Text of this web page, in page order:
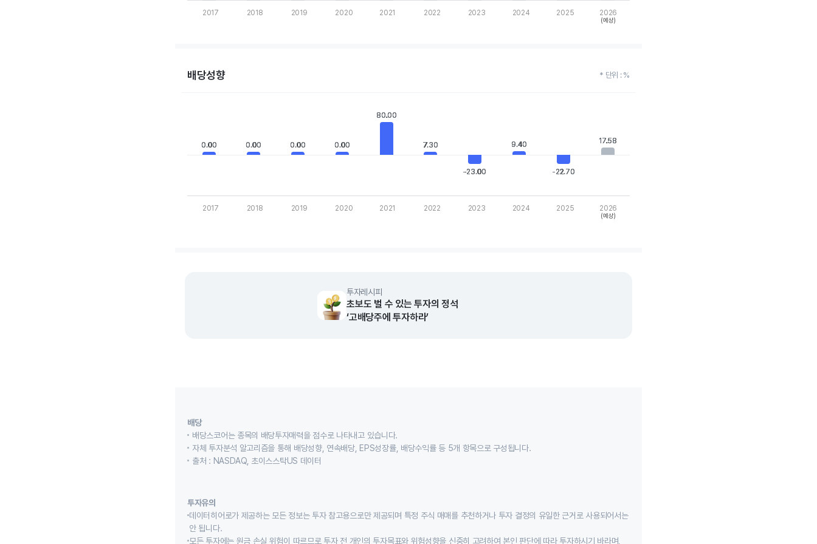
2017 2018 2019 2020 2021 2022 2023 2024 2025 2026
(예상)
배당성향 * 단위 : %
The chart has 1 Y axis displaying values. Data ranges from -23 to 80.
0.00
0.00 0.00
0.00 0.00
0.00 0.00
0.00
80.00
80.00
7.30
7.30
-23.00
-23.00
9.40
9.40
-22.70
-22.70
17.58
17.58
2017 2018 2019 2020 2021 2022 2023 2024 2025 2026
(예상)
투자레시피
초보도 벌 수 있는 투자의 정석
‘고배당주에 투자하라’
배당
배당스코어는 종목의 배당투자매력을 점수로 나타내고 있습니다.
자체 투자분석 알고리즘을 통해 배당성향, 연속배당, EPS성장률, 배당수익률 등 5개 항목으로 구성됩니다.
출처 : NASDAQ, 초이스스탁US 데이터
투자유의
데이터히어로가 제공하는 모든 정보는 투자 참고용으로만 제공되며 특정 주식 매매를 추천하거나 투자 결정의 유일한 근거로 사용되어서는
안 됩니다.
모든 투자에는 원금 손실 위험이 따르므로 투자 전 개인의 투자목표와 위험성향을 신중히 고려하여 본인 판단에 따라 투자하시기 바라며,